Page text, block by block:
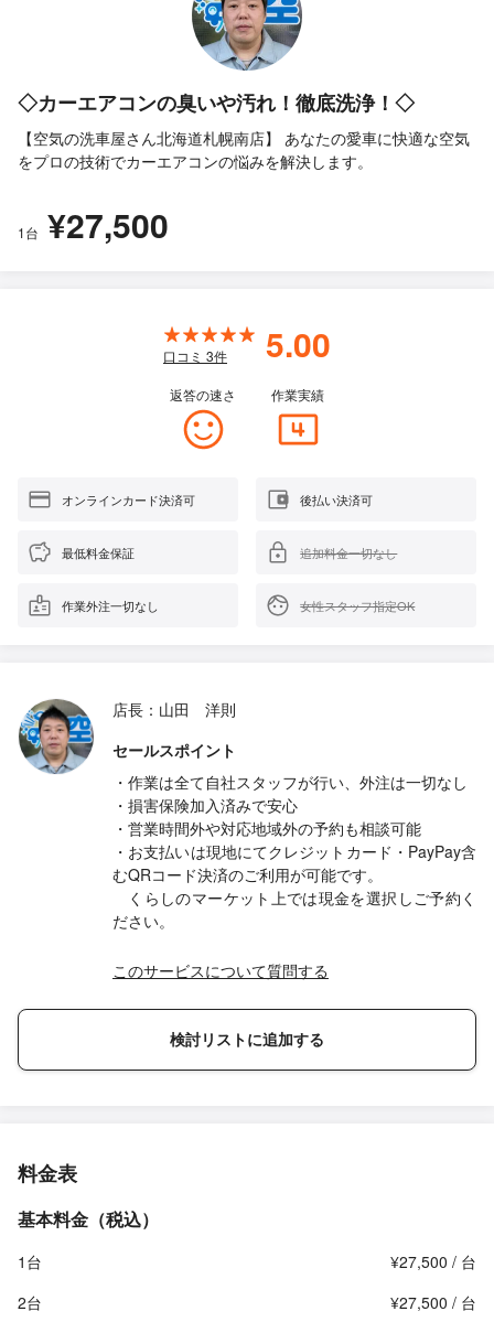
◇カーエアコンの臭いや汚れ！徹底洗浄！◇
【空気の洗車屋さん北海道札幌南店】 あなたの愛車に快適な空気
をプロの技術でカーエアコンの悩みを解決します。
1台 ¥27,500
口コミ 3件 5.00
返答の速さ 作業実績
オンラインカード決済可 後払い決済可
最低料金保証 追加料金一切なし
作業外注一切なし 女性スタッフ指定OK
店長：山田 洋則
セールスポイント
・作業は全て自社スタッフが行い、外注は一切なし
・損害保険加入済みで安心
・営業時間外や対応地域外の予約も相談可能
・お支払いは現地にてクレジットカード・PayPay含
むQRコード決済のご利用が可能です。
くらしのマーケット上では現金を選択しご予約く
ださい。
このサービスについて質問する
検討リストに追加する
料金表
基本料金（税込）
1台
¥27,500 / 台
2台
¥27,500 / 台